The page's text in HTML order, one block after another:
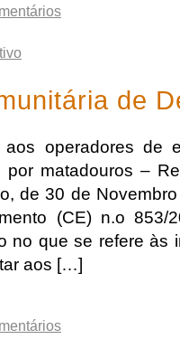
de
aos operadores de
por matadouros –
de 30 de
(CE) n.o 853/
no que se refere às
aos […]